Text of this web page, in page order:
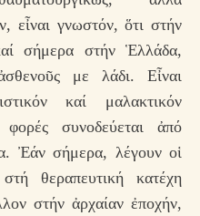
εἶναι γνωστόν, ὅτι στήν
σήμερα στήν Ἑλλάδα,
με λάδι. Εἶναι
καί μαλακτικόν
συνοδεύεται ἀπό
Ἐάν σήμερα, λέγουν οἱ
θεραπευτική κατέχη
στήν ἀρχαίαν ἐποχήν,